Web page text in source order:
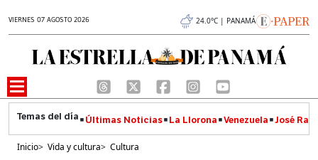
VIERNES 07 AGOSTO 2026 24.0°C | PANAMÁ
Últimas Noticias La Llorona Venezuela José
Inicio> Vida y cultura> Cultura